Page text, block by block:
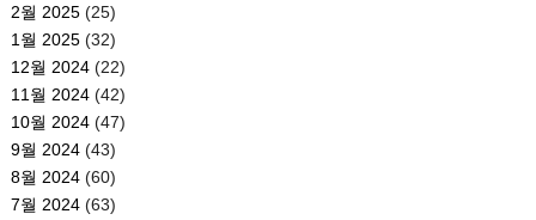
2월 2025(25)
1월 2025(32)
12월 2024(22)
11월 2024(42)
10월 2024(47)
9월 2024(43)
8월 2024(60)
7월 2024(63)